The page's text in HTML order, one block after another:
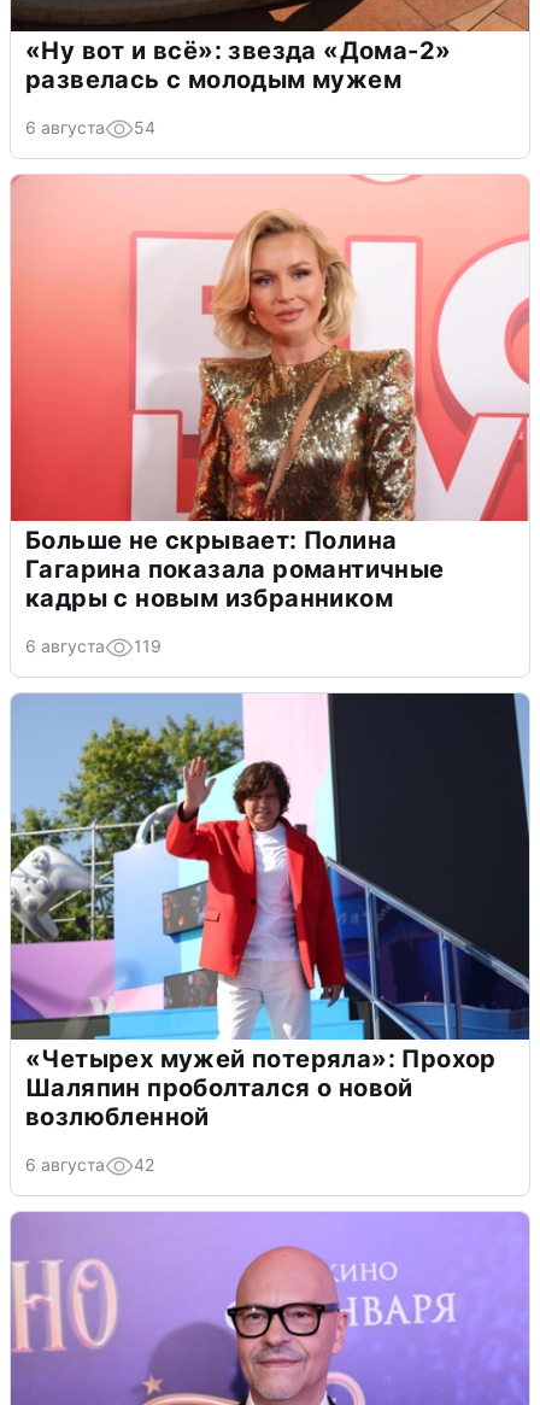
«Ну вот и всё»: звезда «Дома-2»
развелась с молодым мужем
6 августа 54
Больше не скрывает: Полина
Гагарина показала романтичные
кадры с новым избранником
6 августа 119
«Четырех мужей потеряла»: Прохор
Шаляпин проболтался о новой
возлюбленной
6 августа 42